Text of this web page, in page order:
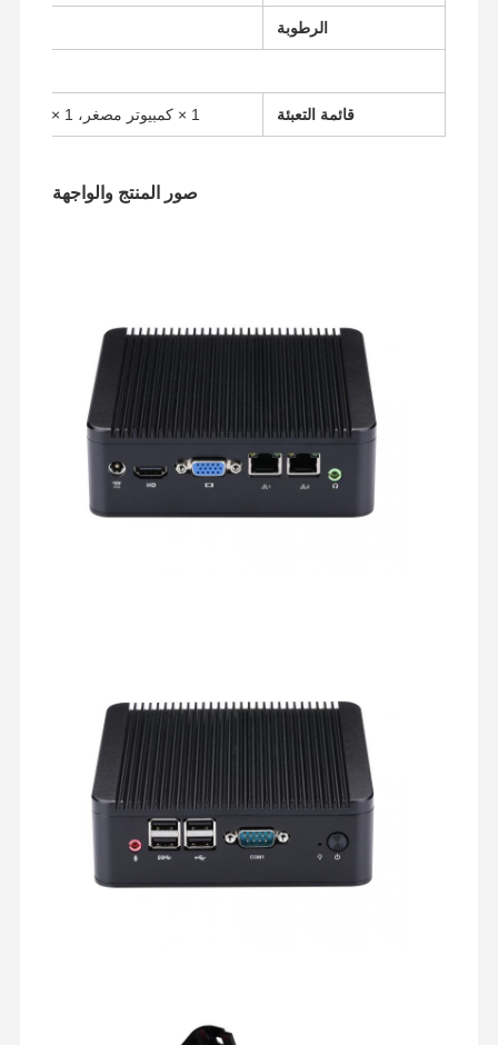
الرطوبة
قائمة التعبئة 1 × كمبيوتر مصغر، 1 × مزود طاقة، 1 × سلك طاقة، 1 × VESA
صور المنتج والواجهة